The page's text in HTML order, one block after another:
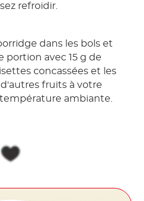
refroidir.
dans les bols et
portion avec 15 g de
concassées et les
fruits à votre
ambiante.